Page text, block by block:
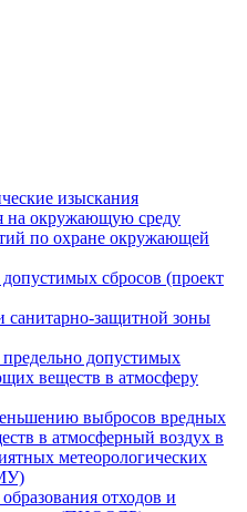
изыскания
на окружающую среду
по охране окружающей
сбросов (проект
санитарно-защитной зоны
допустимых
веществ в атмосферу
выбросов вредных
в атмосферный воздух в
метеорологических
отходов и